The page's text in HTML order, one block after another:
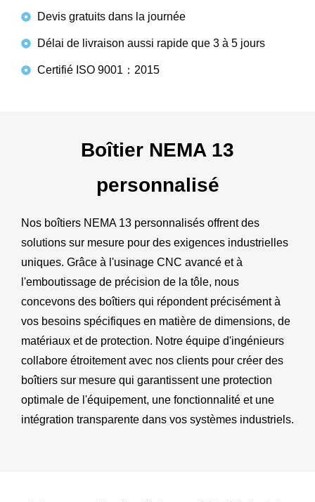
Devis gratuits dans la journée
Délai de livraison aussi rapide que 3 à 5 jours
Certifié ISO 9001：2015
Boîtier NEMA 13
personnalisé
Nos boîtiers NEMA 13 personnalisés offrent des
solutions sur mesure pour des exigences industrielles
uniques. Grâce à l'usinage CNC avancé et à
l'emboutissage de précision de la tôle, nous
concevons des boîtiers qui répondent précisément à
vos besoins spécifiques en matière de dimensions, de
matériaux et de protection. Notre équipe d'ingénieurs
collabore étroitement avec nos clients pour créer des
boîtiers sur mesure qui garantissent une protection
optimale de l'équipement, une fonctionnalité et une
intégration transparente dans vos systèmes industriels.